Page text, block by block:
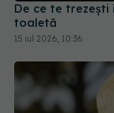
De ce te
toaletă
15 iul 2026, 10:36